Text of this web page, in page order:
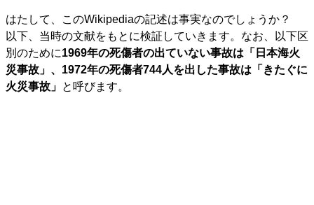
はたして、このWikipediaの記述は事実なのでしょうか？
以下、当時の文献をもとに検証していきます。なお、以下区
別のために1969年の死傷者の出ていない事故は「日本海火
災事故」、1972年の死傷者744人を出した事故は「きたぐに
火災事故」 と呼びます。